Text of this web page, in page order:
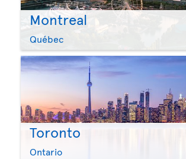
Montreal
Québec
Toronto
Ontario